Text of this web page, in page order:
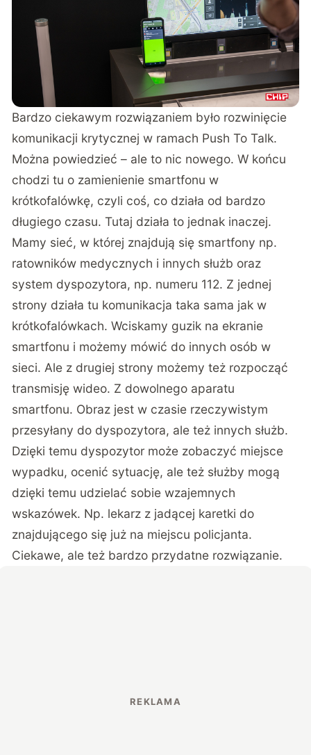
Bardzo ciekawym rozwiązaniem było rozwinięcie
komunikacji krytycznej w ramach Push To Talk.
Można powiedzieć – ale to nic nowego. W końcu
chodzi tu o zamienienie smartfonu w
krótkofalówkę, czyli coś, co działa od bardzo
długiego czasu. Tutaj działa to jednak inaczej.
Mamy sieć, w której znajdują się smartfony np.
ratowników medycznych i innych służb oraz
system dyspozytora, np. numeru 112. Z jednej
strony działa tu komunikacja taka sama jak w
krótkofalówkach. Wciskamy guzik na ekranie
smartfonu i możemy mówić do innych osób w
sieci. Ale z drugiej strony możemy też rozpocząć
transmisję wideo. Z dowolnego aparatu
smartfonu. Obraz jest w czasie rzeczywistym
przesyłany do dyspozytora, ale też innych służb.
Dzięki temu dyspozytor może zobaczyć miejsce
wypadku, ocenić sytuację, ale też służby mogą
dzięki temu udzielać sobie wzajemnych
wskazówek. Np. lekarz z jadącej karetki do
znajdującego się już na miejscu policjanta.
Ciekawe, ale też bardzo przydatne rozwiązanie.